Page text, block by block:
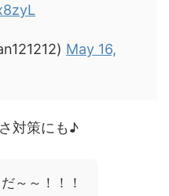
May 16,
対策にも♪
～～！！！